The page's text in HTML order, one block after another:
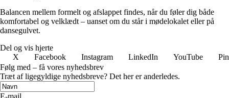
Balancen mellem formelt og afslappet findes, når du føler dig både
komfortabel og velklædt – uanset om du står i mødelokalet eller på
dansegulvet.
Del og vis hjerte
X
Facebook Instagram LinkedIn YouTube
Følg med – få vores nyhedsbrev
Træt af ligegyldige nyhedsbreve? Det her er anderledes.
E-mail